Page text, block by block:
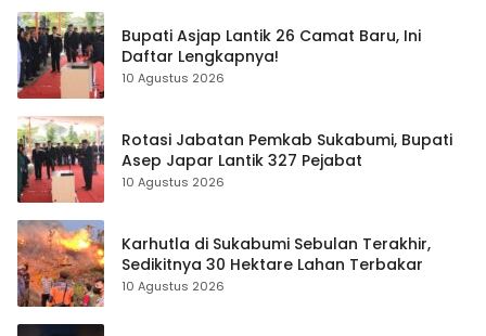
Bupati Asjap Lantik 26 Camat Baru, Ini
Daftar Lengkapnya!
10 Agustus 2026
Rotasi Jabatan Pemkab Sukabumi, Bupati
Asep Japar Lantik 327 Pejabat
10 Agustus 2026
Karhutla di Sukabumi Sebulan Terakhir,
Sedikitnya 30 Hektare Lahan Terbakar
10 Agustus 2026